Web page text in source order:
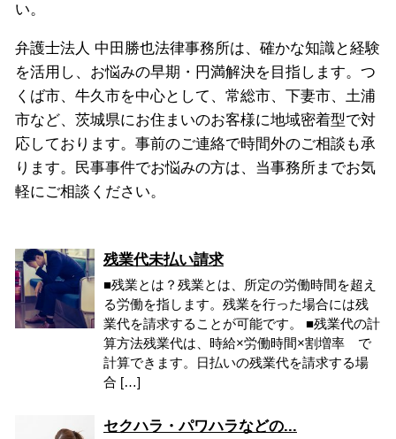
い。
弁護士法人 中田勝也法律事務所は、確かな知識と経験
を活用し、お悩みの早期・円満解決を目指します。つ
くば市、牛久市を中心として、常総市、下妻市、土浦
市など、茨城県にお住まいのお客様に地域密着型で対
応しております。事前のご連絡で時間外のご相談も承
ります。民事事件でお悩みの方は、当事務所までお気
軽にご相談ください。
残業代未払い請求
■残業とは？残業とは、所定の労働時間を超え
る労働を指します。残業を行った場合には残
業代を請求することが可能です。 ■残業代の計
算方法残業代は、時給×労働時間×割増率 で
計算できます。日払いの残業代を請求する場
合 […]
セクハラ・パワハラなどの...